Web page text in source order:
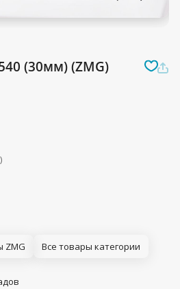
(30мм) (ZMG)
ZMG Все товары категории